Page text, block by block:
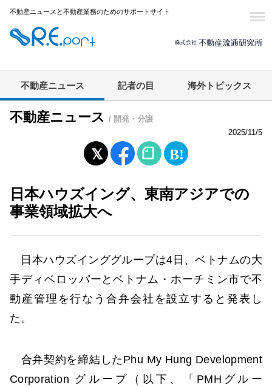
不動産ニュースと不動産業務のためのサポートサイト
不動産ニュース 記者の目 海外トピックス
不動産ニュース / 開発・分譲
2025/11/5
日本ハウズイング、東南アジアでの
事業領域拡大へ
日本ハウズインググループは4日、ベトナムの大
手ディベロッパーとベトナム・ホーチミン市で不
動産管理を行なう合弁会社を設立すると発表し
た。
合弁契約を締結したPhu My Hung Development
Corporation グループ（以下、「PMHグルー